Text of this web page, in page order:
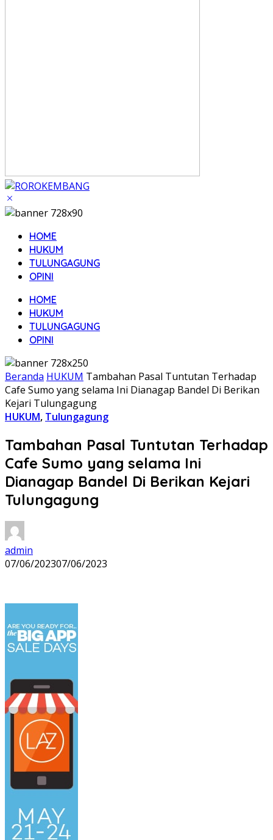
HOME
HUKUM
TULUNGAGUNG
OPINI
HOME
HUKUM
TULUNGAGUNG
OPINI
Beranda HUKUM Tambahan Pasal Tuntutan Terhadap
Cafe Sumo yang selama Ini Dianagap Bandel Di Berikan
Kejari Tulungagung
HUKUM, Tulungagung
Tambahan Pasal Tuntutan Terhadap
Cafe Sumo yang selama Ini
Dianagap Bandel Di Berikan Kejari
Tulungagung
admin
07/06/202307/06/2023